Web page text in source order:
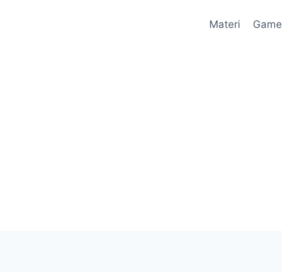
Materi Game